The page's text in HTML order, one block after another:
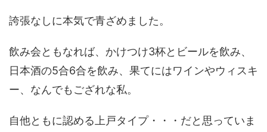
誇張なしに本気で青ざめました。
飲み会ともなれば、かけつけ3杯とビールを飲み、
日本酒の5合6合を飲み、果てにはワインやウィスキ
ー、なんでもござれな私。
自他ともに認める上戸タイプ・・・だと思っていま